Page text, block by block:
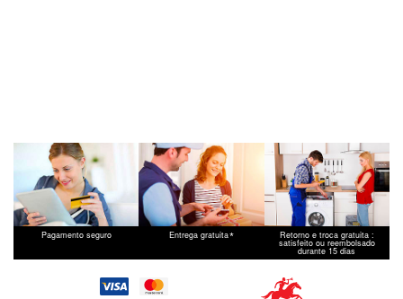
Pagamento seguro Entrega gratuita* Retorno e troca gratuita :
satisfeito ou reembolsado
durante 15 dias